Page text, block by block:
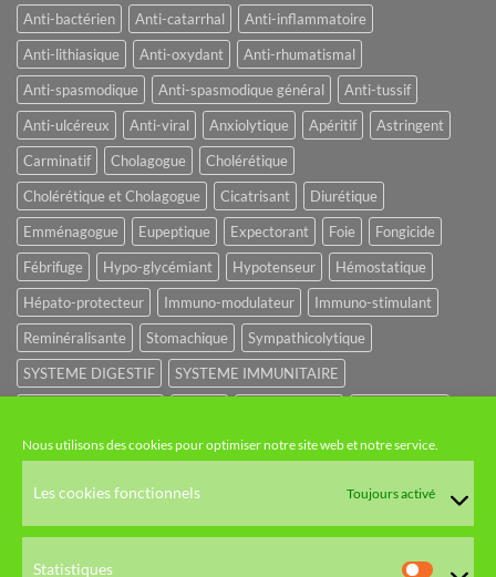
Nous utilisons des cookies pour optimiser notre site web et notre service.
Les cookies fonctionnels Toujours activé
Statistiques
Anti-bactérien
Anti-catarrhal
Anti-inflammatoire
Anti-lithiasique
Anti-oxydant
Anti-rhumatismal
Anti-spasmodique
Anti-spasmodique général
Anti-tussif
Anti-ulcéreux
Anti-viral Anxiolytique Apéritif
Astringent
Carminatif
Cholagogue
Cholérétique
Cholérétique et Cholagogue
Cicatrisant
Diurétique
Emménagogue
Eupeptique Expectorant Foie
Fongicide
Fébrifuge
Hypo-glycémiant Hypotenseur
Hémostatique
Hépato-protecteur
Immuno-modulateur
Immuno-stimulant
Reminéralisante
Stomachique
Sympathicolytique
SYSTEME DIGESTIF
SYSTEME IMMUNITAIRE
NOS CATÉGORIES